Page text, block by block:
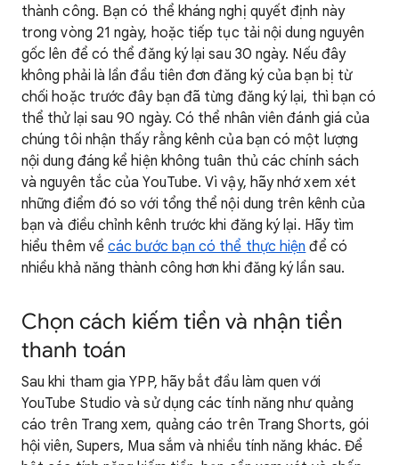
thành công. Bạn có thể kháng nghị quyết định này
trong vòng 21 ngày, hoặc tiếp tục tải nội dung nguyên
gốc lên để có thể đăng ký lại sau 30 ngày. Nếu đây
không phải là lần đầu tiên đơn đăng ký của bạn bị từ
chối hoặc trước đây bạn đã từng đăng ký lại, thì bạn có
thể thử lại sau 90 ngày. Có thể nhân viên đánh giá của
chúng tôi nhận thấy rằng kênh của bạn có một lượng
nội dung đáng kể hiện không tuân thủ các chính sách
và nguyên tắc của YouTube. Vì vậy, hãy nhớ xem xét
những điểm đó so với tổng thể nội dung trên kênh của
bạn và điều chỉnh kênh trước khi đăng ký lại. Hãy tìm
hiểu thêm vềcác bước bạn có thể thực hiện để có
nhiều khả năng thành công hơn khi đăng ký lần sau.
Chọn cách kiếm tiền và nhận tiền
thanh toán
Sau khi tham gia YPP, hãy bắt đầu làm quen với
YouTube Studio và sử dụng các tính năng như quảng
cáo trên Trang xem, quảng cáo trên Trang Shorts, gói
hội viên, Supers, Mua sắm và nhiều tính năng khác. Để